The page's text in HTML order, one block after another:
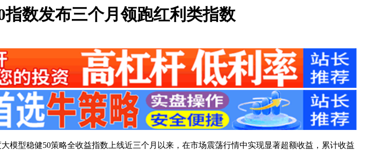
数发布三个月领跑红利类指数
型稳健50策略全收益指数上线近三个月以来，在市场震荡行情中实现显著超额收益，累计收益